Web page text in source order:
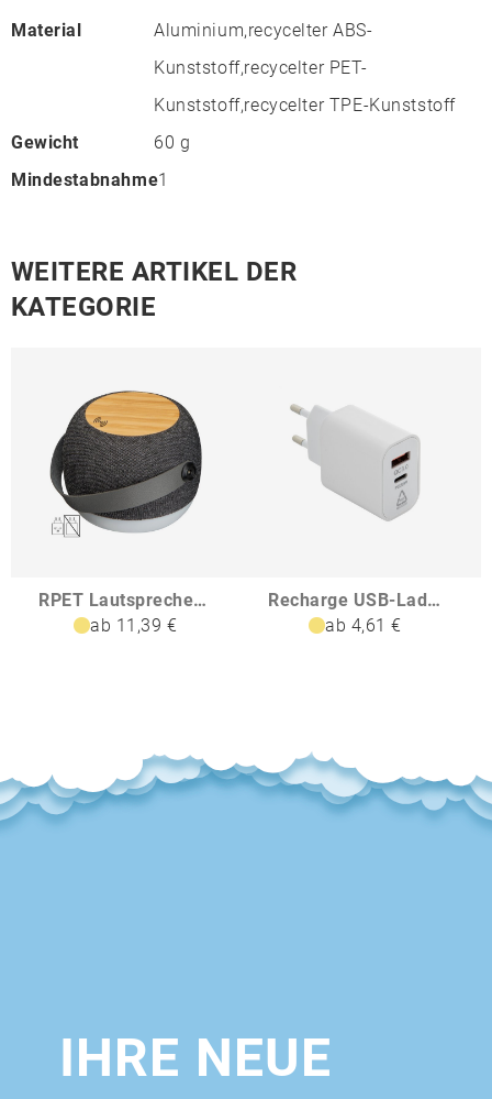
Material
Aluminium,recycelter ABS-
Kunststoff,recycelter PET-
Kunststoff,recycelter TPE-Kunststoff
Gewicht
60 g
Mindestabnahme1
WEITERE ARTIKEL DER
KATEGORIE
RPET Lautsprecher mit Induktionsladefläche Piacenza
ab 11,39 €
Recharge USB-Ladegerät
ab 4,61 €
IHRE NEUE